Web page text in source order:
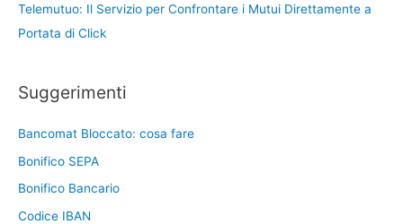
Telemutuo: Il Servizio per Confrontare i Mutui Direttamente a
Portata di Click
Suggerimenti
Bancomat Bloccato: cosa fare
Bonifico SEPA
Bonifico Bancario
Codice IBAN